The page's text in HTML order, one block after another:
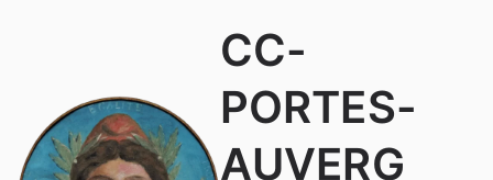
CC-
PORTES-
AUVERG